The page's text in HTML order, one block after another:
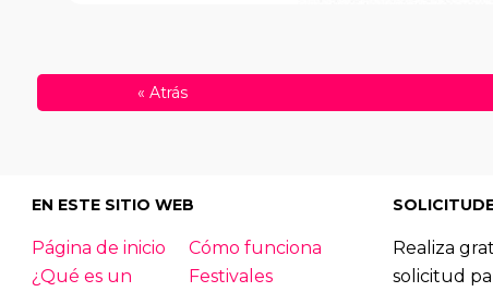
« Atrás
EN ESTE SITIO WEB
Página de inicio
Cómo funciona
¿Qué es un
Festivales
Realiza
solicitud